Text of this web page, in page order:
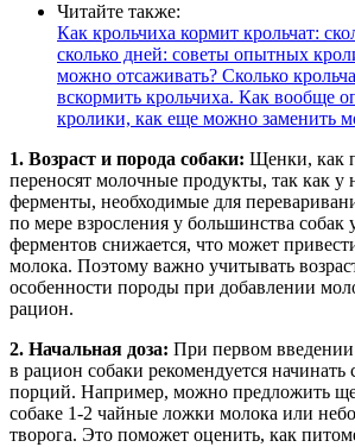
Читайте также:
Как крольчиха кормит крольчат:
сколько дней: советы опытных
можно отсаживать? Сколько
вскормить крольчиха. Как вообще
кролики, как еще можно заменить
1. Возраст и порода собаки: Щенки, как
переносят молочные продукты, так как у
ферменты, необходимые для
по мере взросления у большинства собак
ферментов снижается, что может
молока. Поэтому важно учитывать
особенности породы при добавлении
рацион.
2. Начальная доза: При первом
в рацион собаки рекомендуется
порций. Например, можно предложить
собаке 1-2 чайные ложки молока или
творога. Это поможет оценить, как